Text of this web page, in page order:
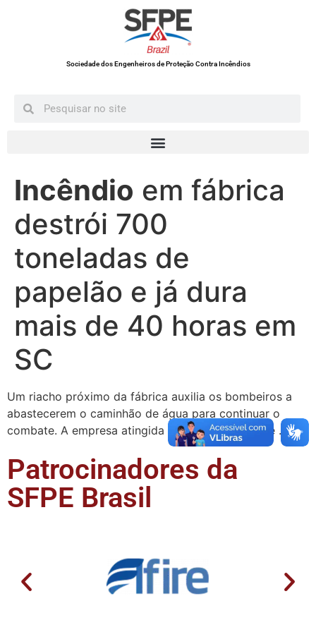
Sociedade dos Engenheiros de Proteção Contra Incêndios
Incêndio em fábrica
destrói 700
toneladas de
papelão e já dura
mais de 40 horas em
SC
Um riacho próximo da fábrica auxilia os bombeiros a
abastecerem o caminhão de água para continuar o
combate. A empresa atingida pelo incêndio existe …
Patrocinadores da
SFPE Brasil